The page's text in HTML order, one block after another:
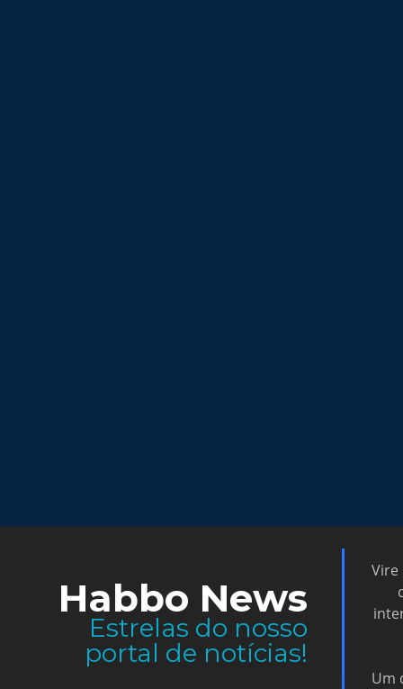
Habbo News
Estrelas do nosso
portal de notícias!
Vire
Um